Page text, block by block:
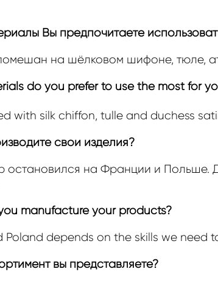
Вы предпочитаете
на шёлковом шифоне, тюле,
do you prefer to use the most for
with silk chiffon, tulle and duchess
свои изделия?
на Франции и Польше.
manufacture your products?
Poland depends on the skills we need
вы представляете?